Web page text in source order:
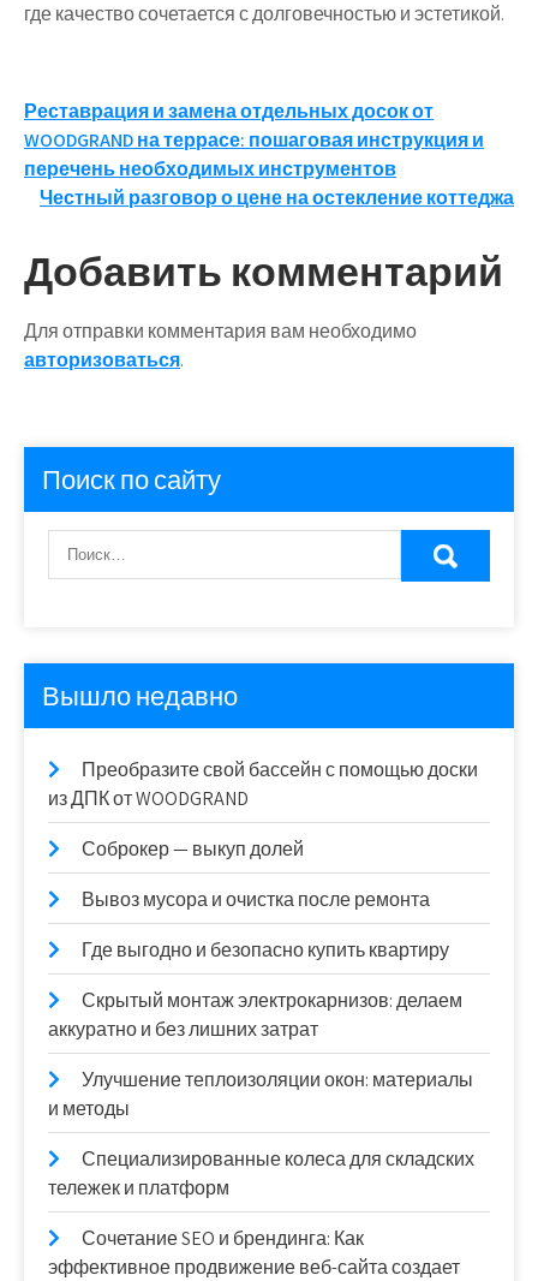
где качество сочетается с долговечностью и эстетикой.
Навигация
по
записям
Реставрация и замена отдельных досок от
WOODGRAND на террасе: пошаговая инструкция и
перечень необходимых инструментов
Честный разговор о цене на остекление коттеджа
Добавить комментарий
Для отправки комментария вам необходимо
авторизоваться.
Поиск по сайту
Вышло недавно
Преобразите свой бассейн с помощью доски
из ДПК от WOODGRAND
Соброкер — выкуп долей
Вывоз мусора и очистка после ремонта
Где выгодно и безопасно купить квартиру
Скрытый монтаж электрокарнизов: делаем
аккуратно и без лишних затрат
Улучшение теплоизоляции окон: материалы
и методы
Специализированные колеса для складских
тележек и платформ
Сочетание SEO и брендинга: Как
эффективное продвижение веб-сайта создает